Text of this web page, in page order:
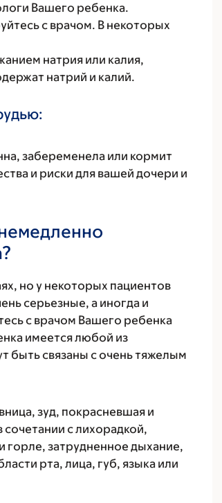
Вашего ребенка.
с врачом. В некоторых
натрия или калия,
натрий и калий.
забеременела или кормит
и риски для вашей дочери и
но у некоторых пациентов
серьезные, а иногда и
с врачом Вашего ребенка
имеется любой из
быть связаны с очень тяжелым
зуд, покрасневшая и
с лихорадкой,
горле, затрудненное дыхание,
рта, лица, губ, языка или